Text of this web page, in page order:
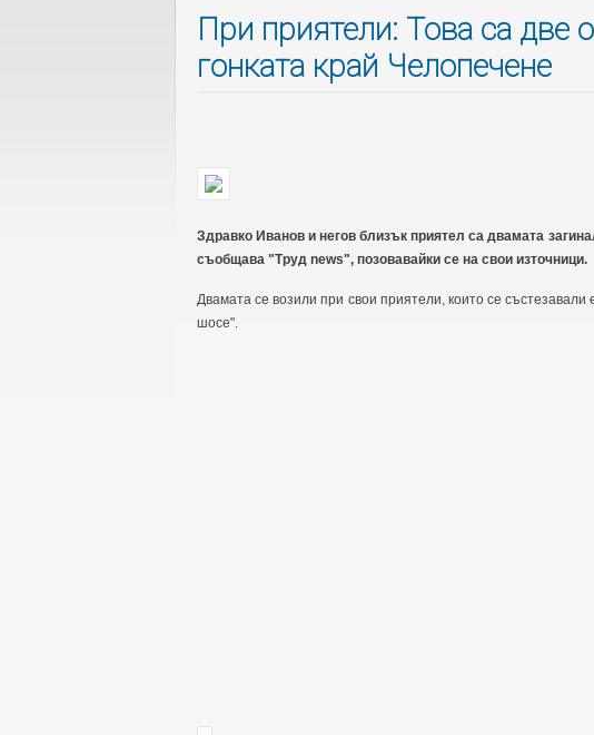
При приятели: Това са две
гонката край Челопечене
Здравко Иванов и негов близък приятел са двамата
съобщава "Труд news", позовавайки се на свои източници.
Двамата се возили при свои приятели, които се
шосе".